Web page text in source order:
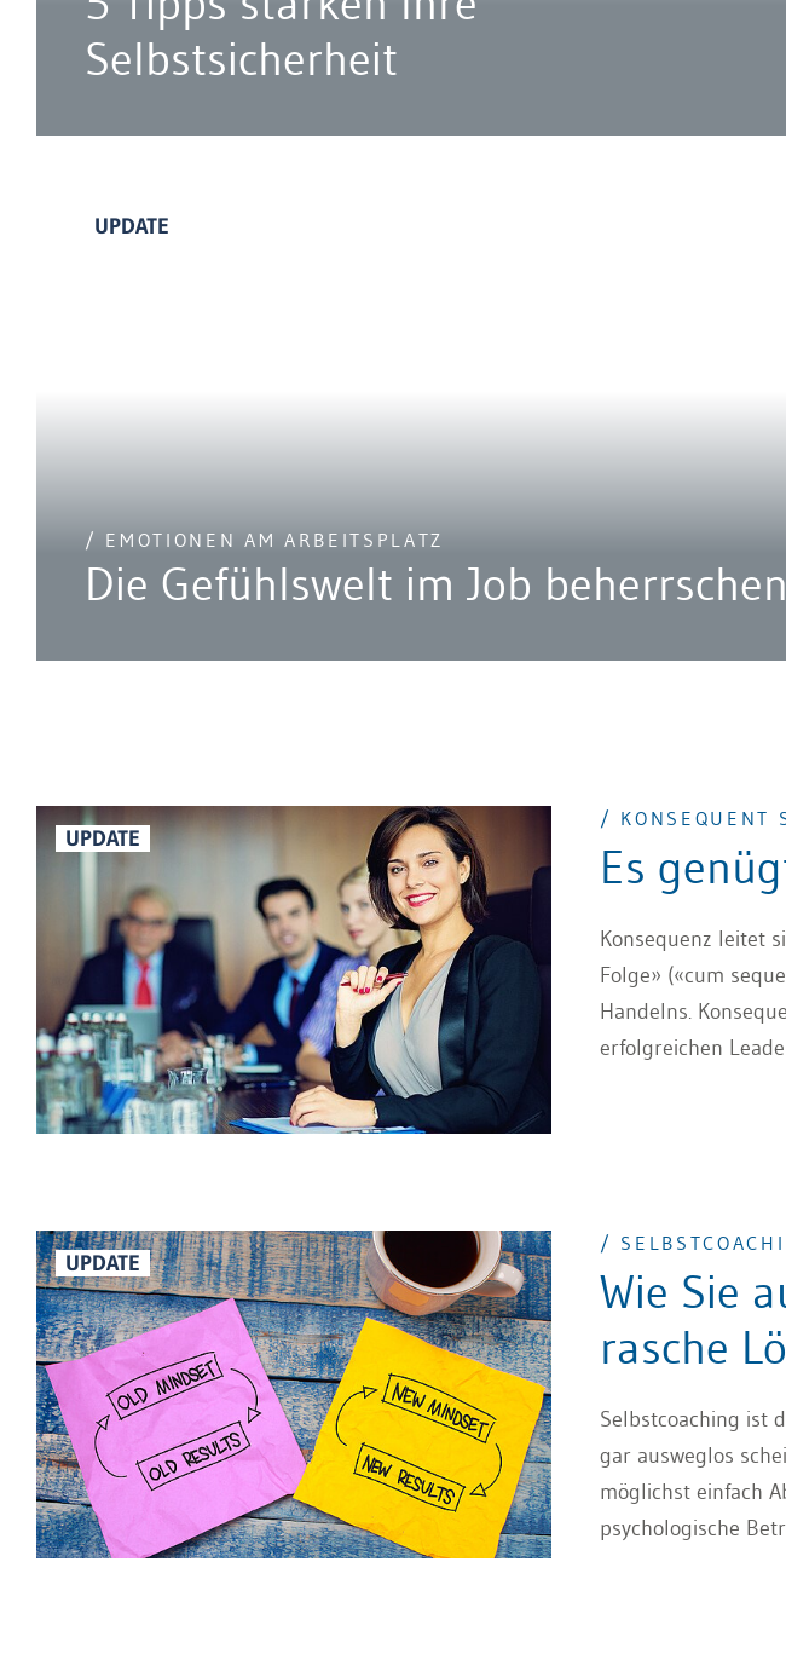
Selbstsicherheit
UPDATE
/ EMOTIONEN AM ARBEITSPLATZ
Die Gefühlswelt im Job beherrschen
UPDATE
/ KONSEQUENT
Es
Konsequenz leitet
Folge» («cum
Handelns.
erfolgreichen
UPDATE
/
Wie Sie
rasche
Selbstcoaching ist
gar ausweglos
möglichst einfach
psychologische